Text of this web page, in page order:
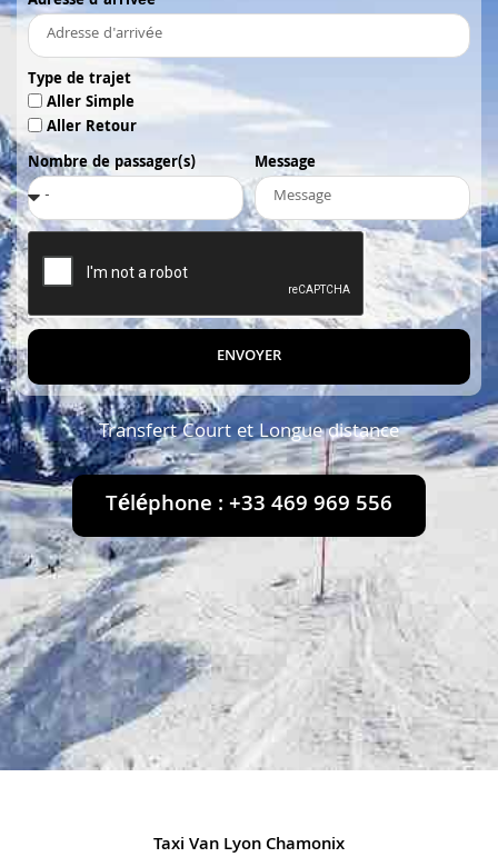
Type de trajet
Aller Simple
Aller Retour
Nombre de passager(s)
Message
ENVOYER
Transfert Court et Longue distance
Téléphone : +33 469 969 556
Taxi Van Lyon Chamonix